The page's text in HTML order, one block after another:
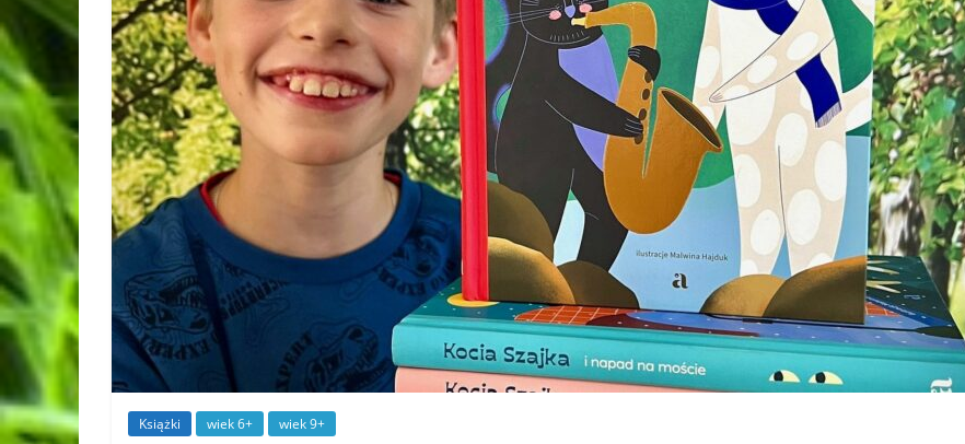
Książki wiek 6+ wiek 9+